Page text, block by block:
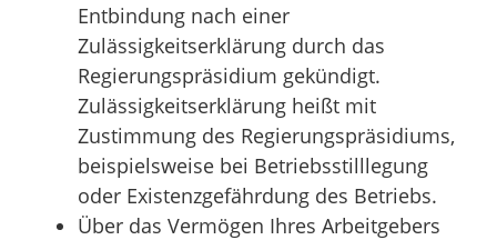
Entbindung nach einer
Zulässigkeitserklärung durch das
Regierungspräsidium gekündigt.
Zulässigkeitserklärung heißt mit
Zustimmung des Regierungspräsidiums,
beispielsweise bei Betriebsstilllegung
oder Existenzgefährdung des Betriebs.
Über das Vermögen Ihres Arbeitgebers